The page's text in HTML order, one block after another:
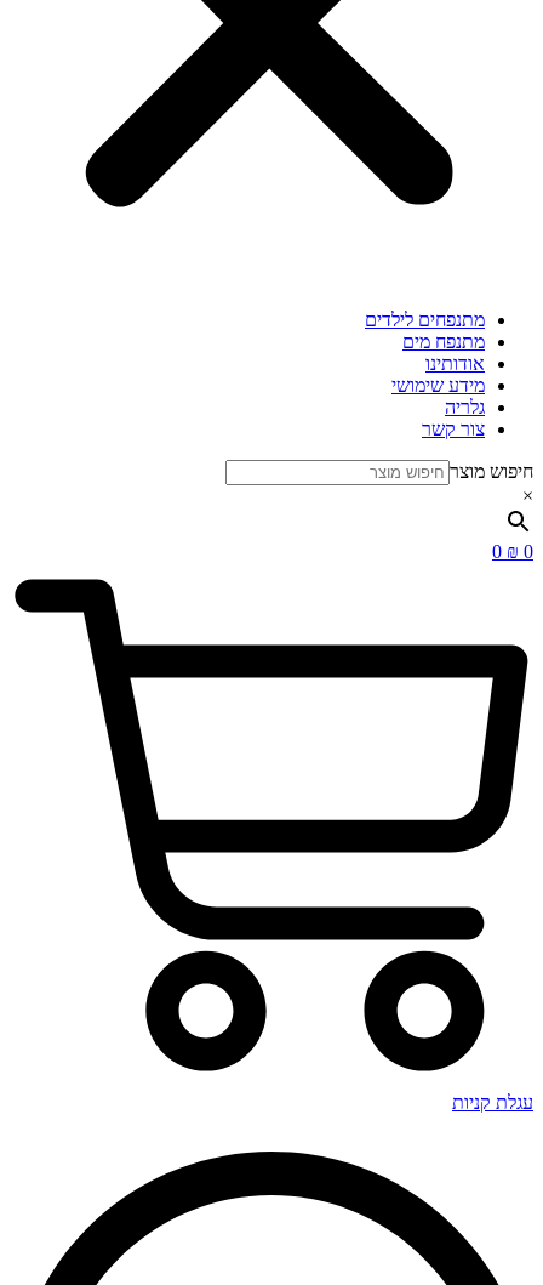
מתנפחים לילדים
מתנפח מים
אודותינו
מידע שימושי
גלריה
צור קשר
חיפוש מוצר
×
₪ 0
0
עגלת קניות